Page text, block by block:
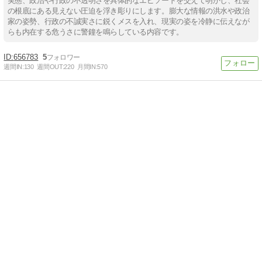
の根底にある見えない圧迫を浮き彫りにします。膨大な情報の洪水や政治
家の姿勢、行政の不誠実さに鋭くメスを入れ、現実の姿を冷静に伝えなが
らも内在する危うさに警鐘を鳴らしている内容です。
656783 5
週間IN:130 週間OUT:220 月間IN:570